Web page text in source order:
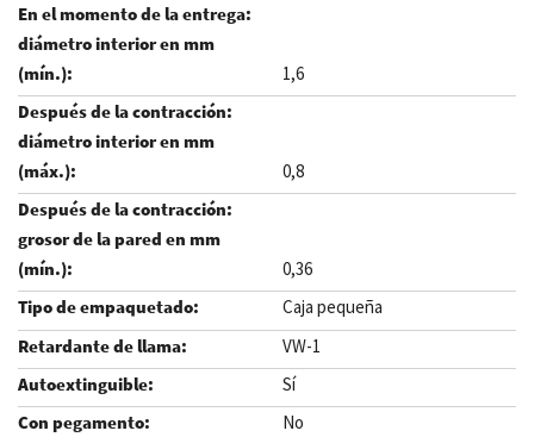
1,6
0,8
0,36
Caja pequeña
VW-1
Sí
No